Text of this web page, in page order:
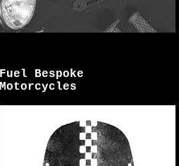
Fuel Bespoke
Motorcycles